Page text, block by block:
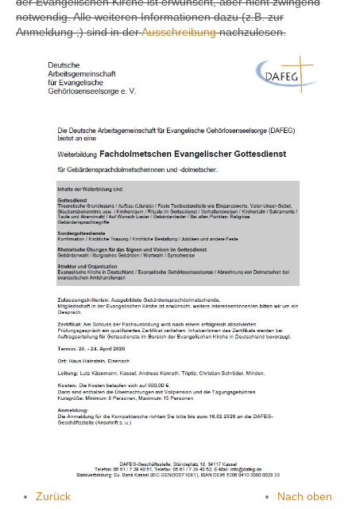
Kontakt
notwendig. Alle weiteren Informationen dazu (z.B. zur
Anmeldung ;) sind in derAusschreibungnachzulesen.
Zurück
Nach oben